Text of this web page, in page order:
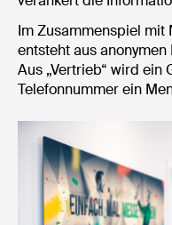
Im Zusammenspiel mit
entsteht aus
Aus „Vertrieb“ wird ein
Telefonnummer ein